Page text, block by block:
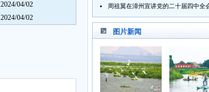
2024/04/02
2024/04/02
图片新闻